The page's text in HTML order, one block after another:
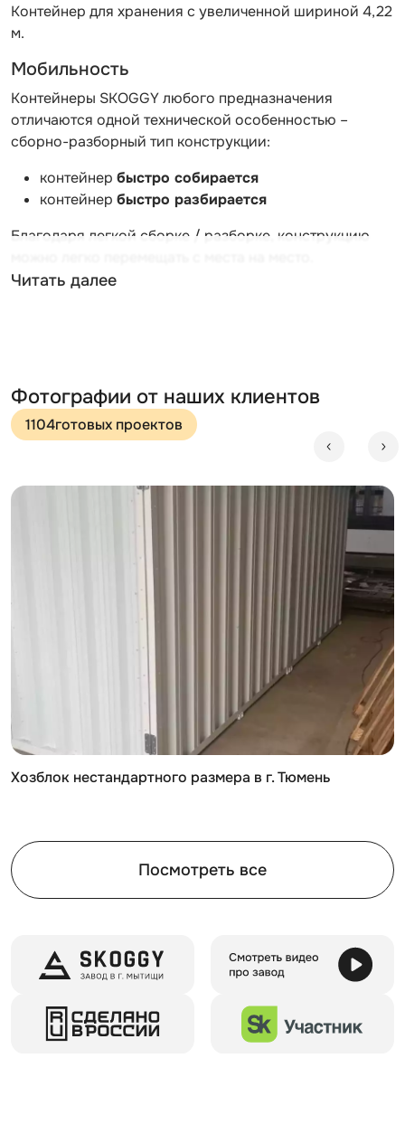
Контейнер для хранения с увеличенной шириной 4,22
м.
Мобильность
Контейнеры SKOGGY любого предназначения
отличаются одной технической особенностью –
сборно-разборный тип конструкции:
контейнер быстро собирается
контейнер быстро разбирается
Благодаря легкой сборке / разборке, конструкцию
Легкость сборки-разборки
Конструкцию собирают 2 человека за 2 часа.
Цикличность сборки-разборки
Цикл сборки-разборки контейнера может
Без потери эксплуатационных свойств
Контейнер можно будет продать даже после
многократного использования
Сборно-разборный контейнер SKOGGY может
выглядеть именно так, как вы пожелаете.
базовый вариант - из оцинкованной стали
различные расцветки RAL
с нанесением печати
Для установки контейнеров SKOGGY не требуется
Читать далее
Фотографии от наших клиентов
1104готовых проектов
Хозблок нестандартного размера в г. Тюмень
Посмотреть все